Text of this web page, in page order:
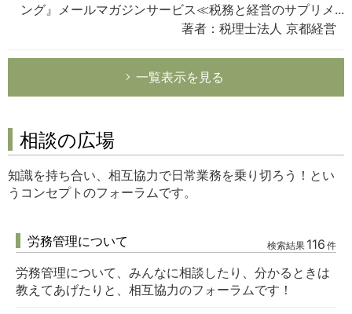
ング』メールマガジンサービス≪税務と経営のサプリメ...
著者：税理士法人 京都経営
一覧表示を見る
相談の広場
知識を持ち合い、相互協力で日常業務を乗り切ろう！とい
うコンセプトのフォーラムです。
労務管理について 検索結果 116 件
労務管理について、みんなに相談したり、分かるときは
教えてあげたりと、相互協力のフォーラムです！